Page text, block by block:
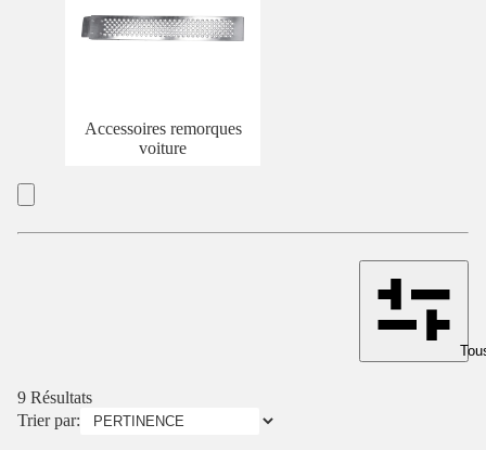
Accessoires remorques
voiture
9 Résultats
Trier par: